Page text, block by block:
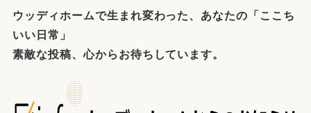
ウッディホームで生まれ変わった、あなたの「ここち
いい日常」
素敵な投稿、心からお待ちしています。